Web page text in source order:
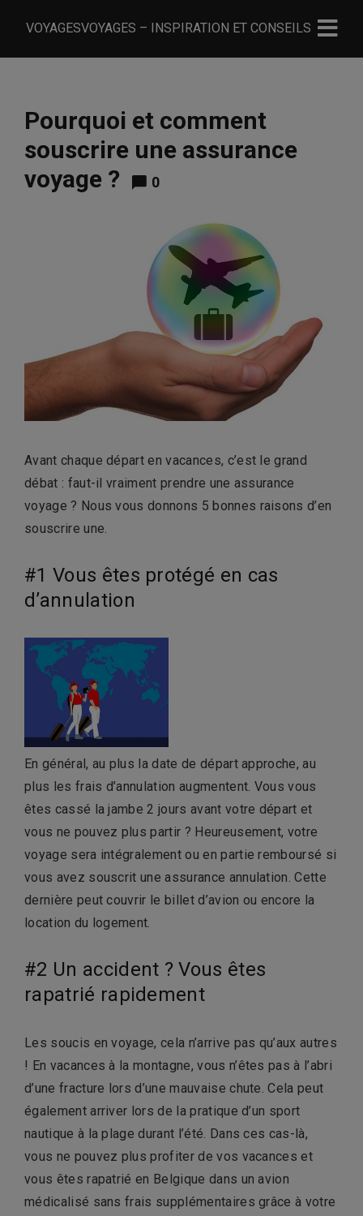
VOYAGESVOYAGES – INSPIRATION ET CONSEILS
Pourquoi et comment
souscrire une assurance
voyage ?
0
Avant chaque départ en vacances, c’est le grand
débat : faut-il vraiment prendre une assurance
voyage ? Nous vous donnons 5 bonnes raisons d’en
souscrire une.
#1 Vous êtes protégé en cas
d’annulation
En général, au plus la date de départ approche, au
plus les frais d’annulation augmentent. Vous vous
êtes cassé la jambe 2 jours avant votre départ et
vous ne pouvez plus partir ? Heureusement, votre
voyage sera intégralement ou en partie remboursé si
vous avez souscrit une assurance annulation. Cette
dernière peut couvrir le billet d’avion ou encore la
location du logement.
#2 Un accident ? Vous êtes
rapatrié rapidement
Les soucis en voyage, cela n’arrive pas qu’aux autres
! En vacances à la montagne, vous n’êtes pas à l’abri
d’une fracture lors d’une mauvaise chute. Cela peut
également arriver lors de la pratique d’un sport
nautique à la plage durant l’été. Dans ces cas-là,
vous ne pouvez plus profiter de vos vacances et
vous êtes rapatrié en Belgique dans un avion
médicalisé sans frais supplémentaires grâce à votre